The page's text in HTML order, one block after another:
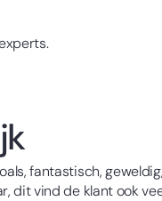
fantastisch,
dit vind de klant ook